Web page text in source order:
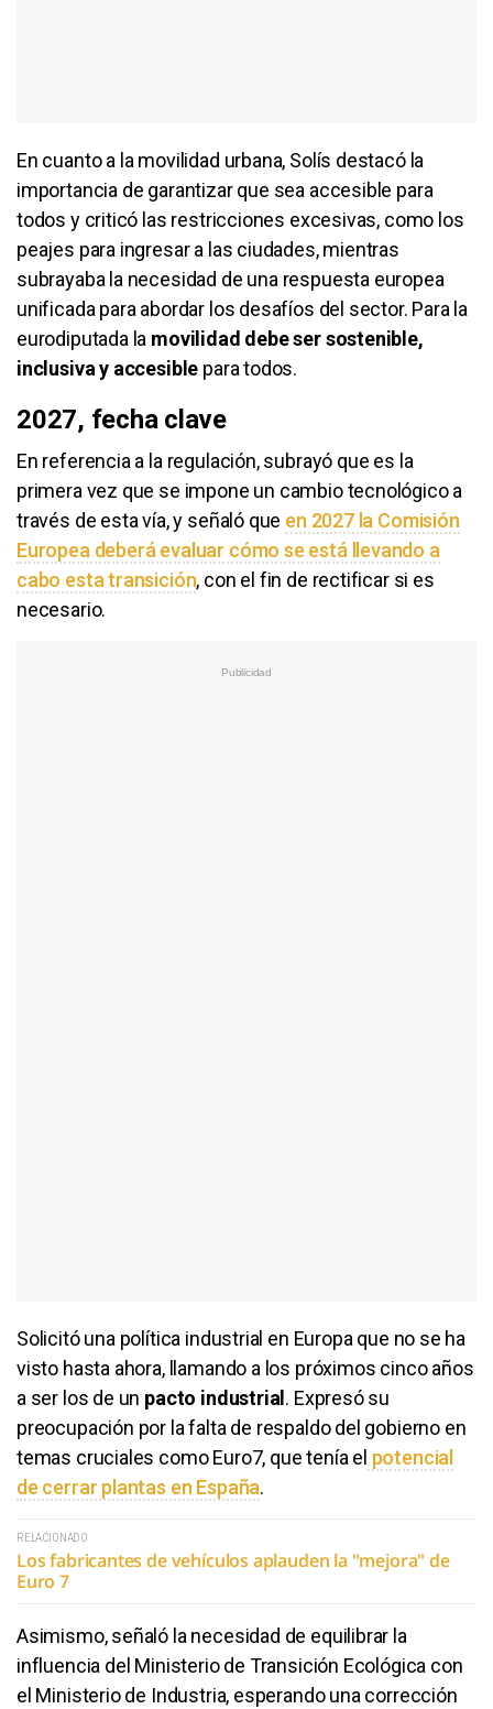
En cuanto a la movilidad urbana, Solís destacó la
importancia de garantizar que sea accesible para
todos y criticó las restricciones excesivas, como los
peajes para ingresar a las ciudades, mientras
subrayaba la necesidad de una respuesta europea
unificada para abordar los desafíos del sector. Para la
eurodiputada la movilidad debe ser sostenible,
inclusiva y accesible para todos.
2027, fecha clave
En referencia a la regulación, subrayó que es la
primera vez que se impone un cambio tecnológico a
través de esta vía, y señaló que en 2027 la Comisión
Europea deberá evaluar cómo se está llevando a
cabo esta transición, con el fin de rectificar si es
necesario.
Solicitó una política industrial en Europa que no se ha
visto hasta ahora, llamando a los próximos cinco años
a ser los de un pacto industrial . Expresó su
preocupación por la falta de respaldo del gobierno en
temas cruciales como Euro7, que tenía el potencial
de cerrar plantas en España.
RELACIONADO
Los fabricantes de vehículos aplauden la "mejora" de
Euro 7
Asimismo, señaló la necesidad de equilibrar la
influencia del Ministerio de Transición Ecológica con
el Ministerio de Industria, esperando una corrección